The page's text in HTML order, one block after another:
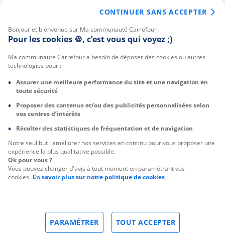
Bonjour et bienvenue sur Ma communauté Carrefour
Pour les cookies 🍪, c’est vous qui voyez ;)
Ma communauté Carrefour a besoin de déposer des cookies ou autres
technologies pour :
Assurer une meilleure performance du site et une navigation en
toute sécurité
Proposer des contenus et/ou des publicités personnalisées selon
vos centres d’intérêts
Récolter des statistiques de fréquentation et de navigation
Notre seul but : améliorer nos services en continu pour vous proposer une
expérience la plus qualitative possible.
Ok pour vous ?
Vous pouvez changer d'avis à tout moment en paramétrant vos
cookies. En savoir plus sur notre politique de cookies
TOUT ACCEPTER
PARAMÉTRER
CONTINUER SANS ACCEPTER